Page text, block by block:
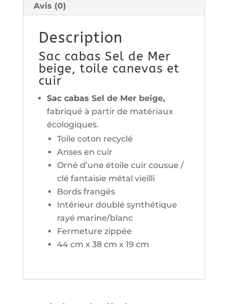
Avis (0)
Description
Sac cabas Sel de Mer
beige, toile canevas et
cuir
Sac cabas Sel de Mer beige,
fabriqué à partir de matériaux
écologiques.
Toile coton recyclé
Anses en cuir
Orné d’une étoile cuir cousue /
clé fantaisie métal vieilli
Bords frangés
Intérieur doublé synthétique
rayé marine/blanc
Fermeture zippée
44 cm x 38 cm x 19 cm